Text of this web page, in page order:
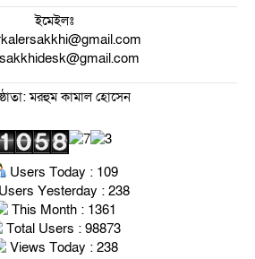
ইমেইলঃ
মরহুম কামাল হোসেন
Users Today : 109
Yesterday : 238
This Month : 1361
Total Users : 98873
Views Today : 238